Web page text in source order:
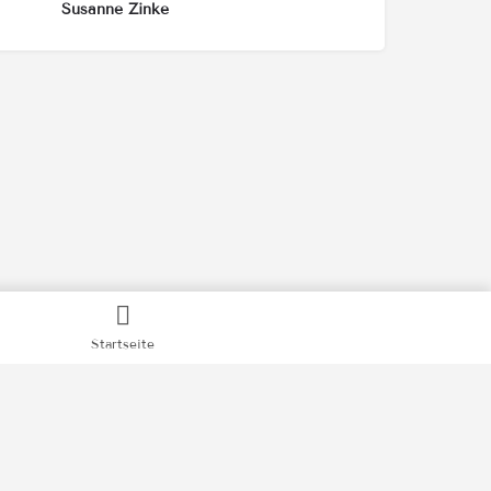
Susanne Zinke
Startseite